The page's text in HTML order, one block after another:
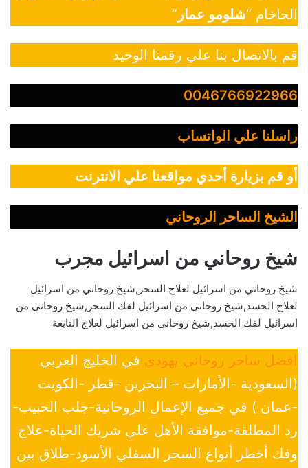
الحاخام “شلومو عمار ”
قم بالاتصال بنا علي رقمنا الوحيد
0046766922966
راسلنا علي الواتساب
أو قم بزيارة أحدي مواقعنا علي الانترنت
الشيخ الساحر الروحاني
شيخ روحاني من اسرائيل مجرب
شيخ روحاني من اسرائيل لعلاج السحر,شيخ روحاني من اسرائيل
لعلاج الحسد,شيخ روحاني من اسرائيل لفك السحر,شيخ روحاني من
اسرائيل لفك الحسد,شيخ روحاني من اسرائيل لعلاج التابعة
افضل ساحر روحاني يهودي في الخليج العربي
(السعودية -الأمارات – البحرين -قطر -الكويت
-عمان ) في جميع الإعمال الروحانية-جلب الحبيب-
رد المطلقة-موافقة الأهل علي شريك الحياة-علاج
وفك أخطر أنواع السحر السفلي الأسود-طلاق بين